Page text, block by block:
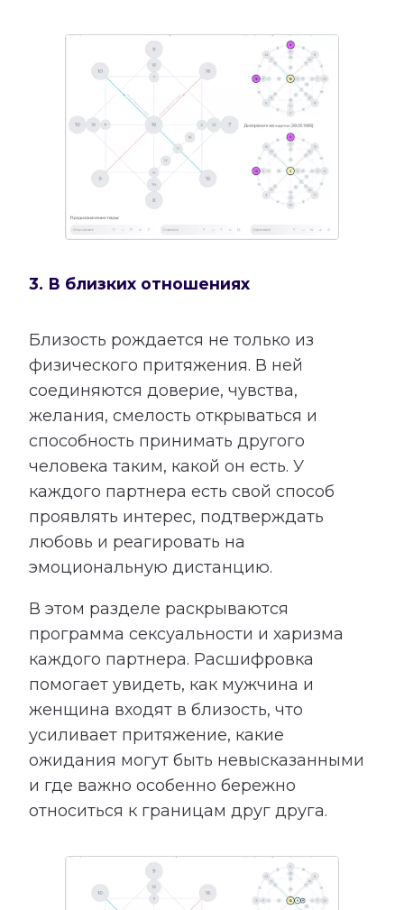
3. В близких отношениях
Близость рождается не только из
физического притяжения. В ней
соединяются доверие, чувства,
желания, смелость открываться и
способность принимать другого
человека таким, какой он есть. У
каждого партнера есть свой способ
проявлять интерес, подтверждать
любовь и реагировать на
эмоциональную дистанцию.
В этом разделе раскрываются
программа сексуальности и харизма
каждого партнера. Расшифровка
помогает увидеть, как мужчина и
женщина входят в близость, что
усиливает притяжение, какие
ожидания могут быть невысказанными
и где важно особенно бережно
относиться к границам друг друга.